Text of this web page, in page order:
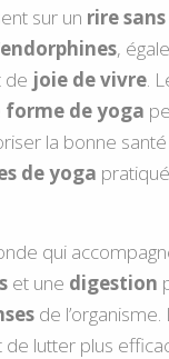
sur un rire
endorphines,
de joie de vivre.
forme de yoga
la bonne santé
de yoga
qui
et une digestion
de l’organisme.
lutter plus